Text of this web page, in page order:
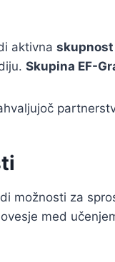
aktivna skupnost
Skupina EF-
možnosti za
med